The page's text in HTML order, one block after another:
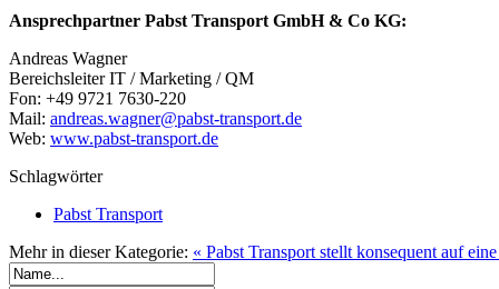
Ansprechpartner Pabst Transport GmbH & Co KG:
Andreas Wagner
Bereichsleiter IT / Marketing / QM
Fon: +49 9721 7630-220
Mail: andreas.wagner@pabst-transport.de
Web: www.pabst-transport.de
Schlagwörter
Pabst Transport
Mehr in dieser Kategorie: « Pabst Transport stellt konsequent auf